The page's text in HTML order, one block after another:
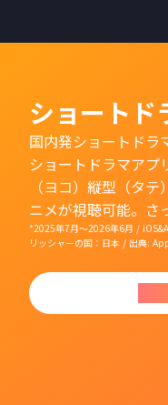
ショートド
国内発ショートド
ショートドラマアプ
（ヨコ）縦型（タ
ニメが視聴可能。さ
*2025年7月〜2026年6月 /
リッシャーの国：日本 / 出典: